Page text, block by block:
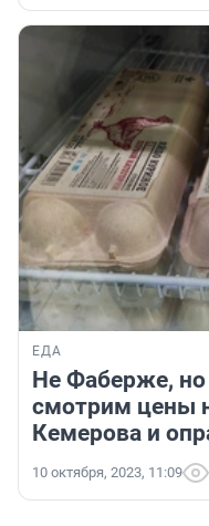
ЕДА
Не Фаберже, но
смотрим цены
Кемерова и
10 октября, 2023, 11:09